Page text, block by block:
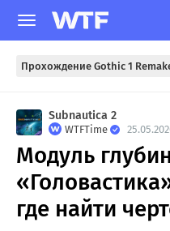
Прохождение Gothic 1
Subnautica 2
WTFTime
Модуль
где найти